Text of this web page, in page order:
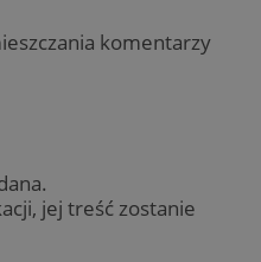
komentarzy
jej treść zostanie